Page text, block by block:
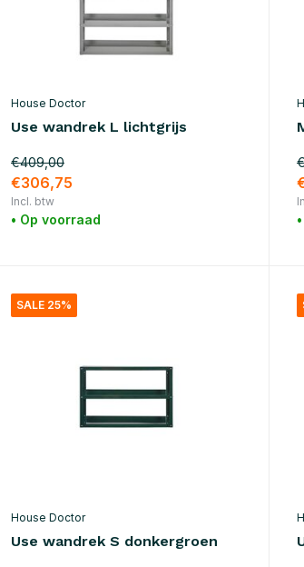
House Doctor
Use wandrek L lichtgrijs
€409,00
€306,75
Incl. btw
• Op voorraad
SALE 25%
House Doctor
Use wandrek S donkergroen